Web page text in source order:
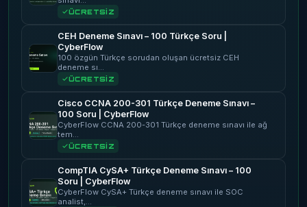
ÜCRETSİZ
CEH Deneme Sınavı – 100 Türkçe Soru |
CyberFlow
100 özgün Türkçe sorudan oluşan ücretsiz CEH
deneme sı…
ÜCRETSİZ
Cisco CCNA 200-301 Türkçe Deneme Sınavı –
100 Soru | CyberFlow
CyberFlow CCNA 200-301 Türkçe deneme sınavı ile ağ
tem…
ÜCRETSİZ
CompTIA CySA+ Türkçe Deneme Sınavı – 100
Soru | CyberFlow
CyberFlow CySA+ Türkçe deneme sınavı ile SOC
analist,…